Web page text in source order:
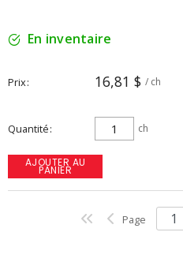
En inventaire
Prix 16,81 $ / ch
Quantité ch
AJOUTER AU
PANIER
Page